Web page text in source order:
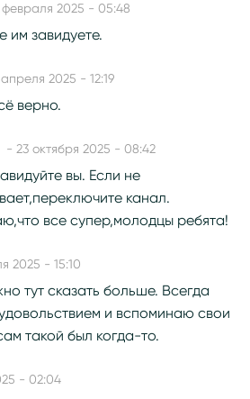
февраля 2025 - 05:48
им завидуете.
2025 - 12:19
верно.
- 23 октября 2025 - 08:42
вы. Если не
канал.
все супер,молодцы ребята!
2025 - 15:10
тут сказать больше. Всегда
и вспоминаю свои
такой был когда-то.
- 02:04